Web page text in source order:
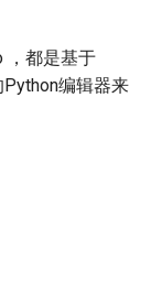
，都是基于
编辑器来